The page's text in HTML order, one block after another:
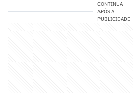
CONTINUA
APÓS A
PUBLICIDADE